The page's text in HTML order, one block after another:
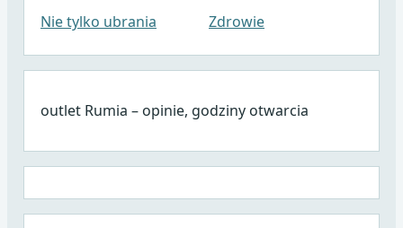
Nie tylko ubrania
Zdrowie
outlet Rumia – opinie, godziny otwarcia